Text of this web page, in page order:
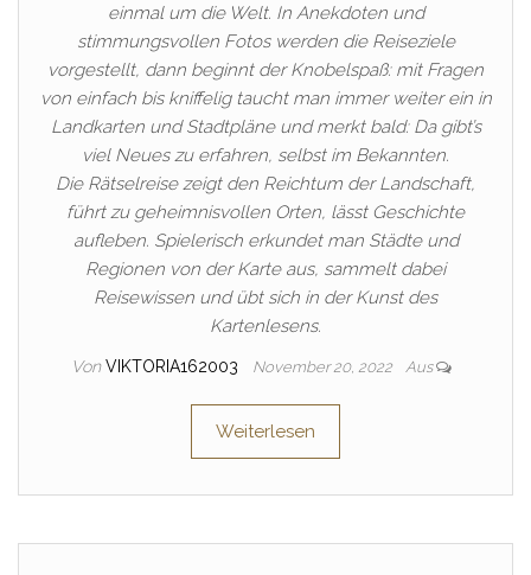
einmal um die Welt. In Anekdoten und
stimmungsvollen Fotos werden die Reiseziele
vorgestellt, dann beginnt der Knobelspaß: mit Fragen
von einfach bis kniffelig taucht man immer weiter ein in
Landkarten und Stadtpläne und merkt bald: Da gibt’s
viel Neues zu erfahren, selbst im Bekannten.
Die Rätselreise zeigt den Reichtum der Landschaft,
führt zu geheimnisvollen Orten, lässt Geschichte
aufleben. Spielerisch erkundet man Städte und
Regionen von der Karte aus, sammelt dabei
Reisewissen und übt sich in der Kunst des
Kartenlesens.
Von VIKTORIA162003 November 20, 2022 Aus
Weiterlesen